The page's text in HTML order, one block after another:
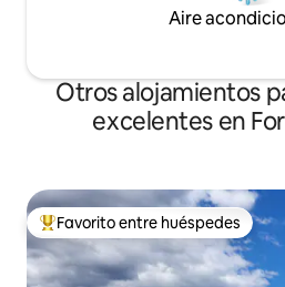
Aire
Otros alojamientos
excelentes en
Favorito entre huéspedes preferido
Favorito entre huéspedes